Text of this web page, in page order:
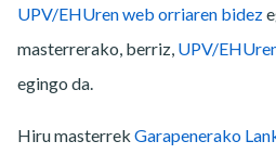
UPV/EHUren web orriaren bidez
masterrerako, berriz, UPV/
egingo da.
Hiru masterrek Garapenerako